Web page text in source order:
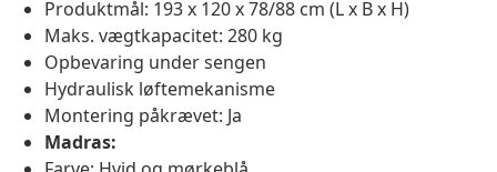
Produktmål: 193 x 120 x 78/88 cm (L x B x H)
Maks. vægtkapacitet: 280 kg
Opbevaring under sengen
Hydraulisk løftemekanisme
Montering påkrævet: Ja
Madras: